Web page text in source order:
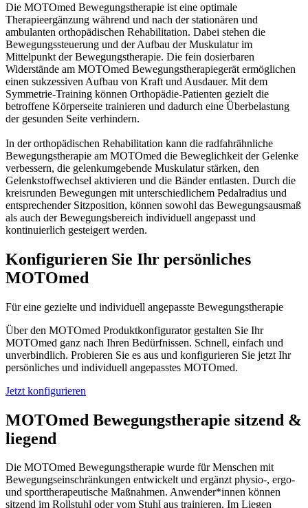
Die MOTOmed Bewegungstherapie ist eine optimale
Therapieergänzung während und nach der stationären und
ambulanten orthopädischen Rehabilitation. Dabei stehen die
Bewegungssteuerung und der Aufbau der Muskulatur im
Mittelpunkt der Bewegungstherapie. Die fein dosierbaren
Widerstände am MOTOmed Bewegungstherapiegerät ermöglichen
einen sukzessiven Aufbau von Kraft und Ausdauer. Mit dem
Symmetrie-Training können Orthopädie-Patienten gezielt die
betroffene Körperseite trainieren und dadurch eine Überbelastung
der gesunden Seite verhindern.
In der orthopädischen Rehabilitation kann die radfahrähnliche
Bewegungstherapie am MOTOmed die Beweglichkeit der Gelenke
verbessern, die gelenkumgebende Muskulatur stärken, den
Gelenkstoffwechsel aktivieren und die Bänder entlasten. Durch die
kreisrunden Bewegungen mit unterschiedlichem Pedalradius und
entsprechender Sitzposition, können sowohl das Bewegungsausmaß
als auch der Bewegungsbereich individuell angepasst und
kontinuierlich gesteigert werden.
Konfigurieren Sie Ihr persönliches
MOTOmed
Für eine gezielte und individuell angepasste Bewegungstherapie
Über den MOTOmed Produktkonfigurator gestalten Sie Ihr
MOTOmed ganz nach Ihren Bedürfnissen. Schnell, einfach und
unverbindlich. Probieren Sie es aus und konfigurieren Sie jetzt Ihr
persönliches und individuell angepasstes MOTOmed.
Jetzt konfigurieren
MOTOmed Bewegungstherapie sitzend &
liegend
Die MOTOmed Bewegungstherapie wurde für Menschen mit
Bewegungseinschränkungen entwickelt und ergänzt physio-, ergo-
und sporttherapeutische Maßnahmen. Anwender*innen können
sitzend im Rollstuhl oder vom Stuhl aus trainieren. Im Liegen